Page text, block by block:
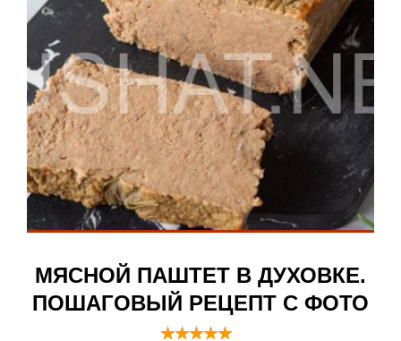
МЯСНОЙ ПАШТЕТ В ДУХОВКЕ.
ПОШАГОВЫЙ РЕЦЕПТ С ФОТО